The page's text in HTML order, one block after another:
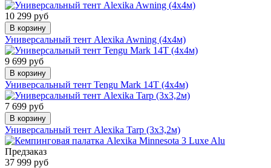
10 299 руб
В корзину
Универсальный тент Alexika Awning (4х4м)
9 699 руб
В корзину
Универсальный тент Tengu Mark 14T (4х4м)
7 699 руб
В корзину
Универсальный тент Alexika Tarp (3х3,2м)
Предзаказ
37 999 руб